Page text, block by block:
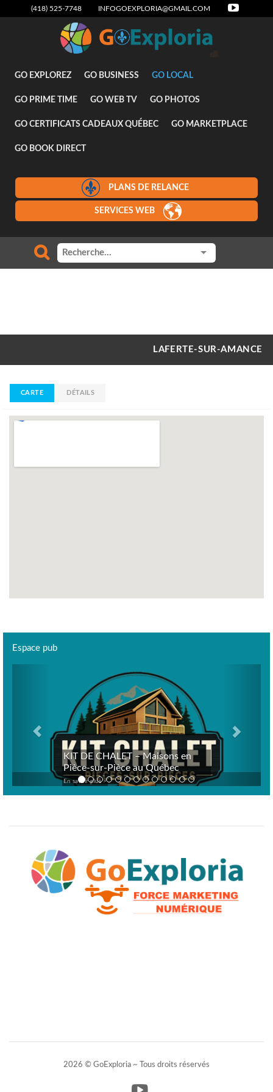
(418) 525-7748 INFOGOEXPLORIA@GMAIL.COM
GO EXPLOREZ GO BUSINESS GO LOCAL
GO PRIME TIME GO WEB TV GO PHOTOS
GO CERTIFICATS CADEAUX QUÉBEC GO MARKETPLACE
GO BOOK DIRECT
PLANS DE RELANCE
SERVICES WEB
LAFERTE-SUR-AMANCE
CARTE DÉTAILS
Espace pub
KIT DE CHALET – Maisons en
Pièce-sur-Pièce au Québec
En savoir plus >
2026 © GoExploria ~ Tous droits réservés